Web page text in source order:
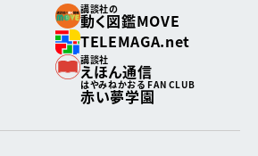
講談社の
動く図鑑MOVE
TELEMAGA.net
講談社
えほん通信
はやみねかおる FAN CLUB
赤い夢学園